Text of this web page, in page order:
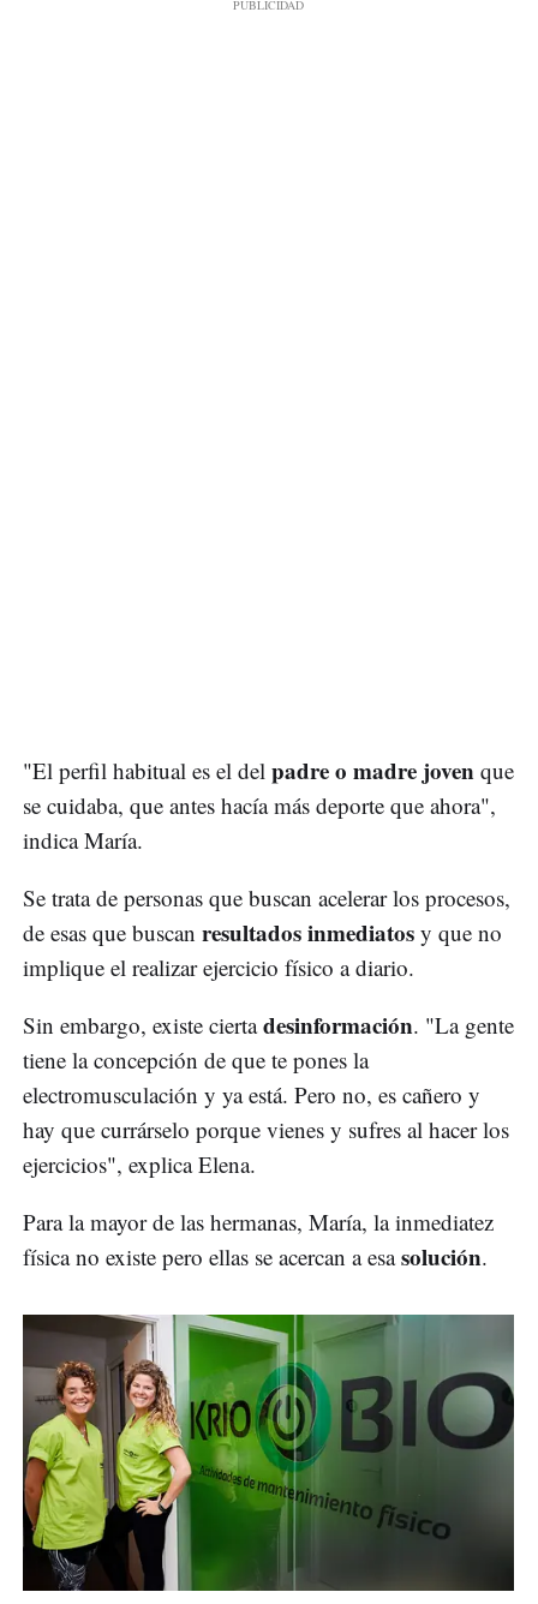
"El perfil habitual es el del padre o madre joven que
se cuidaba, que antes hacía más deporte que ahora",
indica María.
Se trata de personas que buscan acelerar los procesos,
de esas que buscan resultados inmediatos y que no
implique el realizar ejercicio físico a diario.
Sin embargo, existe ciertadesinformación. "La gente
tiene la concepción de que te pones la
electromusculación y ya está. Pero no, es cañero y
hay que currárselo porque vienes y sufres al hacer los
ejercicios", explica Elena.
Para la mayor de las hermanas, María, la inmediatez
física no existe pero ellas se acercan a esasolución.